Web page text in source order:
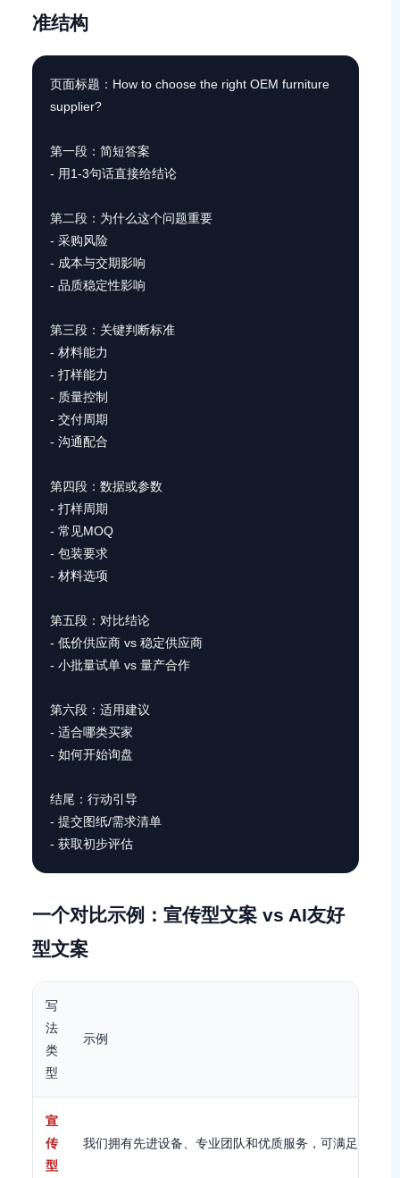
准结构
页面标题：How to choose the right OEM furniture
supplier?
第一段：简短答案
- 用1-3句话直接给结论
第二段：为什么这个问题重要
- 采购风险
- 成本与交期影响
- 品质稳定性影响
第三段：关键判断标准
- 材料能力
- 打样能力
- 质量控制
- 交付周期
- 沟通配合
第四段：数据或参数
- 打样周期
- 常见MOQ
- 包装要求
- 材料选项
第五段：对比结论
- 低价供应商 vs 稳定供应商
- 小批量试单 vs 量产合作
第六段：适用建议
- 适合哪类买家
- 如何开始询盘
结尾：行动引导
- 提交图纸/需求清单
- 获取初步评估
一个对比示例：宣传型文案 vs AI友好
型文案
写
法
类
型
示例
宣
传
型
我们拥有先进设备、专业团队和优质服务，可满足不同客